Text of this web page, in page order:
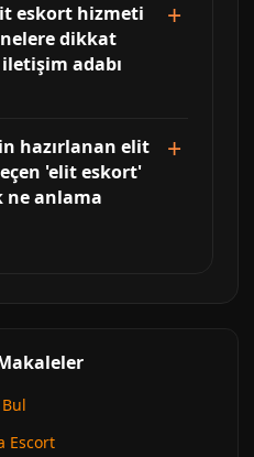
eskort hizmeti
dikkat
adabı
hazırlanan elit
'elit eskort'
ne anlama
Escort